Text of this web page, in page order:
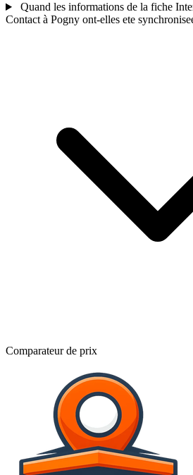
Quand les informations de la fiche
Contact à Pogny ont-elles ete
Comparateur de prix